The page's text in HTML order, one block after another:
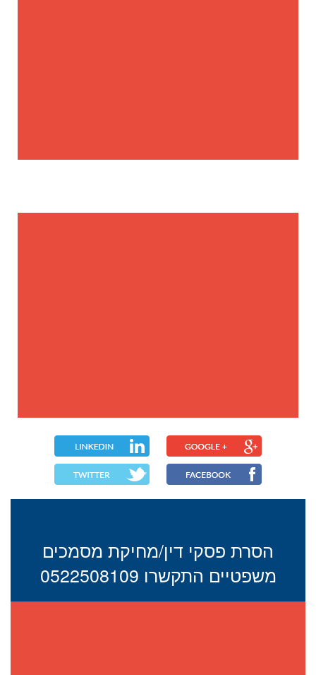
הסרת פסקי דין/מחיקת מסמכים
משפטיים התקשרו 0522508109